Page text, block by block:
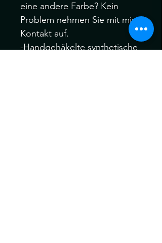
eine andere Farbe? Kein
Problem nehmen Sie mit mir
Kontakt auf.
-Handgehäkelte synthetische